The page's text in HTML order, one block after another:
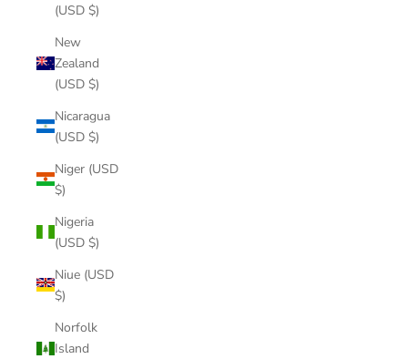
(USD $)
New
Zealand
(USD $)
Nicaragua
(USD $)
Niger (USD
$)
Nigeria
(USD $)
Niue (USD
$)
Norfolk
Island